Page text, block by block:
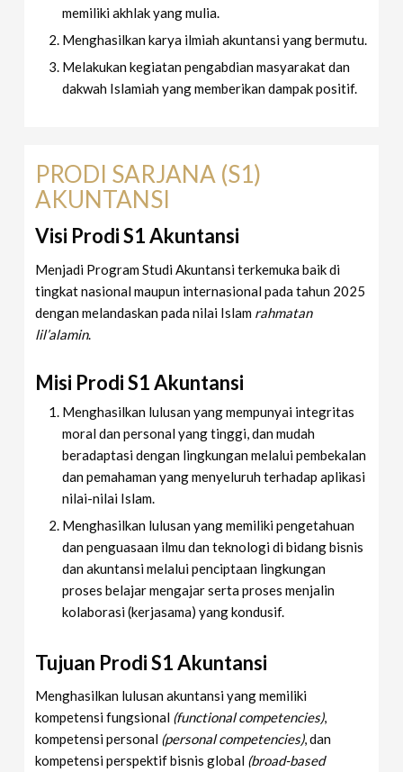
memiliki akhlak yang mulia.
Menghasilkan karya ilmiah akuntansi yang bermutu.
Melakukan kegiatan pengabdian masyarakat dan
dakwah Islamiah yang memberikan dampak positif.
PRODI SARJANA (S1)
AKUNTANSI
Visi Prodi S1 Akuntansi
Menjadi Program Studi Akuntansi terkemuka baik di
tingkat nasional maupun internasional pada tahun 2025
dengan melandaskan pada nilai Islam rahmatan
lil’alamin.
Misi Prodi S1 Akuntansi
Menghasilkan lulusan yang mempunyai integritas
moral dan personal yang tinggi, dan mudah
beradaptasi dengan lingkungan melalui pembekalan
dan pemahaman yang menyeluruh terhadap aplikasi
nilai-nilai Islam.
Menghasilkan lulusan yang memiliki pengetahuan
dan penguasaan ilmu dan teknologi di bidang bisnis
dan akuntansi melalui penciptaan lingkungan
proses belajar mengajar serta proses menjalin
kolaborasi (kerjasama) yang kondusif.
Tujuan Prodi S1 Akuntansi
Menghasilkan lulusan akuntansi yang memiliki
kompetensi fungsional (functional competencies),
kompetensi personal (personal competencies), dan
kompetensi perspektif bisnis global (broad-based